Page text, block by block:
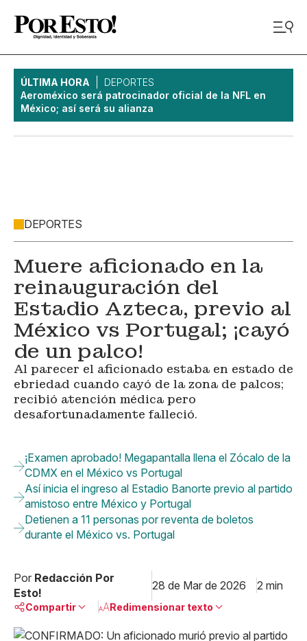
ÚLTIMA HORA
DEPORTES
Aeroméxico será patrocinador oficial de la NFL en
México; así será su alianza
DEPORTES
Muere aficionado en la
reinauguración del
Estadio Azteca, previo al
México vs Portugal; ¡cayó
de un palco!
Al parecer el aficionado estaba en estado de
ebriedad cuando cayó de la zona de palcos;
recibió atención médica pero
desafortunadamente falleció.
¡Examen aprobado! Megapantalla llena el Zócalo de la
CDMX en el México vs Portugal
Así inicia el ingreso al Estadio Banorte previo al partido
amistoso entre México y Portugal
Detienen a 11 personas por reventa de boletos
durante el México vs. Portugal
Por Redacción Por
Esto!
28 de Mar de 2026 2 min
Compartir Redimensionar texto